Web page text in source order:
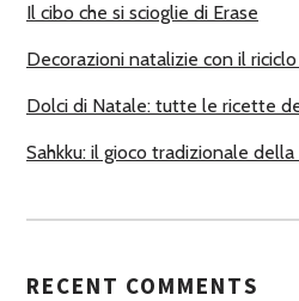
Il cibo che si scioglie di Erase
Decorazioni natalizie con il
Dolci di Natale: tutte le ricette
Sahkku: il gioco tradizionale
RECENT COMMENTS